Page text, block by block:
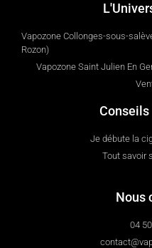
Vapozone Collonges-sous-
Rozon)
Vapozone Saint Julien En
Je débute la
Tout savoir
Nous
04